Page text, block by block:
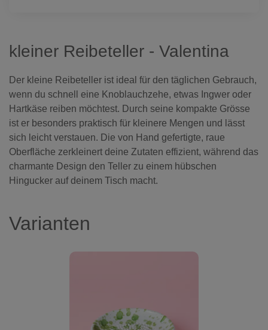
kleiner Reibeteller - Valentina
Der kleine Reibeteller ist ideal für den täglichen Gebrauch,
wenn du schnell eine Knoblauchzehe, etwas Ingwer oder
Hartkäse reiben möchtest. Durch seine kompakte Grösse
ist er besonders praktisch für kleinere Mengen und lässt
sich leicht verstauen. Die von Hand gefertigte, raue
Oberfläche zerkleinert deine Zutaten effizient, während das
charmante Design den Teller zu einem hübschen
Hingucker auf deinem Tisch macht.
Varianten